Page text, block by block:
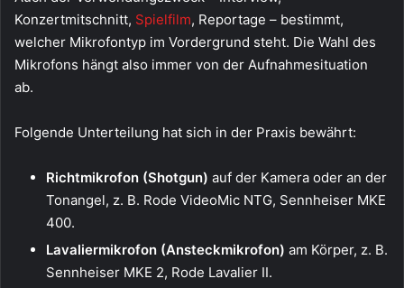
Konzertmitschnitt, Spielfilm, Reportage – bestimmt,
welcher Mikrofontyp im Vordergrund steht. Die Wahl des
Mikrofons hängt also immer von der Aufnahmesituation
ab.
Folgende Unterteilung hat sich in der Praxis bewährt:
Richtmikrofon (Shotgun) auf der Kamera oder an der
Tonangel, z. B. Rode VideoMic NTG, Sennheiser MKE
400.
Lavaliermikrofon (Ansteckmikrofon) am Körper, z. B.
Sennheiser MKE 2, Rode Lavalier II.